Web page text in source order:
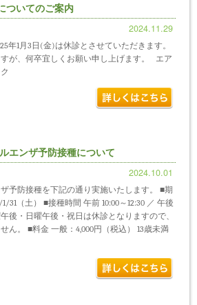
ついてのご案内
2024.11.29
年1月3日(金)は休診とさせていただきます。
が、何卒宜しくお願い申し上げます。 エア
エンザ予防接種について
2024.10.01
予防接種を下記の通り実施いたします。 ■期
31（土） ■接種時間 午前 10:00～12:30 ／ 午後
後・日曜午後・祝日は休診となりますので、
ん。 ■料金 一般：4,000円（税込） 13歳未満